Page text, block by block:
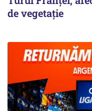
de vegetaţie